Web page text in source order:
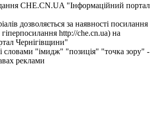
CHE.CN.UA "Інформаційний портал
дозволяється за наявності посилання
гіперпосилання http://che.cn.ua) на
Чернiгiвщини"
словами "імидж" "позиція" "точка зору" -
реклами